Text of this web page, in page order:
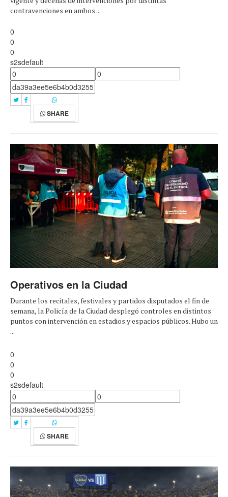
contravenciones en ambos ...
0
0
0
s2sdefault
SHARE
Operativos en la Ciudad
Durante los recitales, festivales y partidos disputados el fin de
semana, la Policía de la Ciudad desplegó controles en distintos
puntos con intervención en estadios y espacios públicos. Hubo un
...
0
0
0
s2sdefault
SHARE